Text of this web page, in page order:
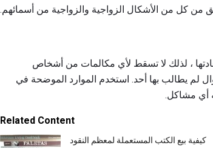
من كل من الأشكال الزواجية والزواجية من أسمائهم.
، لذلك لا تسقط لأي مكالمات من أشخاص
لم يطالب بها أحد. استخدم الموارد الموضحة في
أي مشاكل.
Related Content
كيفية بيع الكتب المستعملة لمعظم النقود